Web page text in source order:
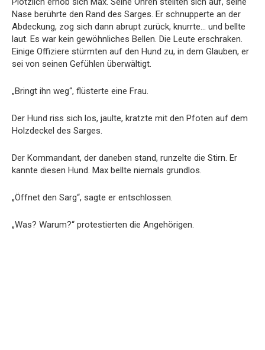
Nase berührte den Rand des Sarges. Er schnupperte an der
Abdeckung, zog sich dann abrupt zurück, knurrte… und bellte
laut. Es war kein gewöhnliches Bellen. Die Leute erschraken.
Einige Offiziere stürmten auf den Hund zu, in dem Glauben, er
sei von seinen Gefühlen überwältigt.
„Bringt ihn weg“, flüsterte eine Frau.
Der Hund riss sich los, jaulte, kratzte mit den Pfoten auf dem
Holzdeckel des Sarges.
Der Kommandant, der daneben stand, runzelte die Stirn. Er
kannte diesen Hund. Max bellte niemals grundlos.
„Öffnet den Sarg“, sagte er entschlossen.
„Was? Warum?“ protestierten die Angehörigen.